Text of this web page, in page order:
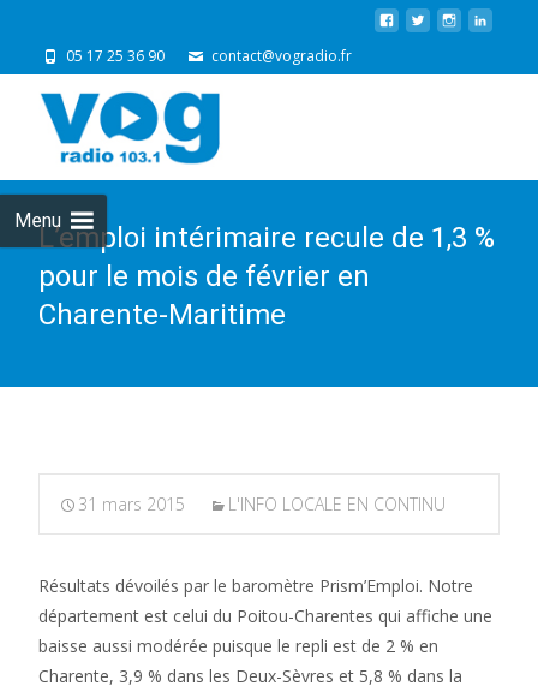
05 17 25 36 90 contact@vogradio.fr
Menu
L’emploi intérimaire recule de 1,3 %
pour le mois de février en
Charente-Maritime
31 mars 2015 L'INFO LOCALE EN CONTINU
Résultats dévoilés par le baromètre Prism’Emploi. Notre
département est celui du Poitou-Charentes qui affiche une
baisse aussi modérée puisque le repli est de 2 % en
Charente, 3,9 % dans les Deux-Sèvres et 5,8 % dans la